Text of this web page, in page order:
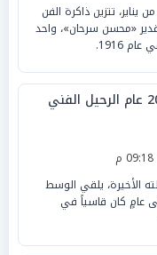
تتزين ذاكرة الفن
«محسن سرحان»، واحد
1916.
2025 من محطته الأخيرة، يلقي الوسط
عامٍ كان قاسياً في